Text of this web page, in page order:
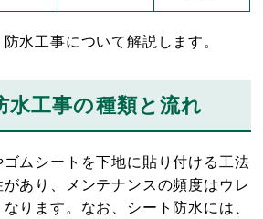
水工事について解説します。
水工事の種類と流れ
ムシートを下地に貼り付ける工法
あり、メンテナンスの頻度はウレ
ります。なお、シート防水には、